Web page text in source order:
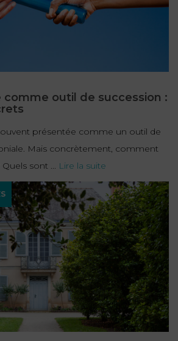
comme outil de succession :
présentée comme un outil de
Mais concrètement, comment
sont ... Lire la suite